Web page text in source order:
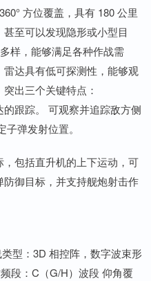
方位覆盖，具有 180 公里
至可以发现隐形或小型目
样，能够满足各种作战需
达具有低可探测性，能够观
出三个关键特点：
跟踪。 可观察并追踪敌方侧
弹发射位置。
包括直升机的上下运动，可
御目标，并支持舰炮射击作
型：3D 相控阵，数字波束形
段：C（G/H）波段 仰角覆